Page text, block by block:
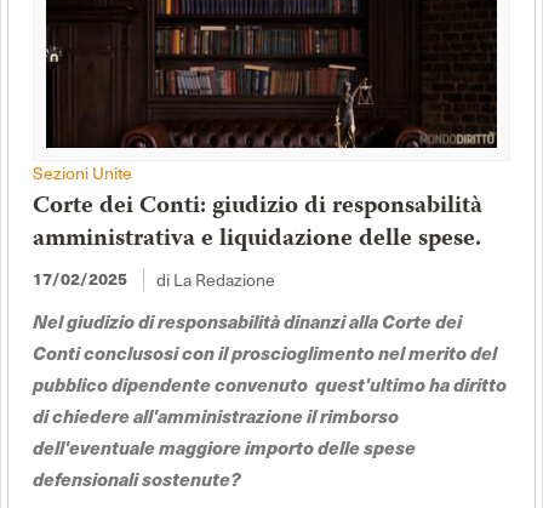
Sezioni Unite
Corte dei Conti: giudizio di responsabilità
amministrativa e liquidazione delle spese.
17/02/2025
di La Redazione
Nel giudizio di responsabilità dinanzi alla Corte dei
Conti conclusosi con il proscioglimento nel merito del
pubblico dipendente convenuto quest'ultimo ha diritto
di chiedere all'amministrazione il rimborso
dell'eventuale maggiore importo delle spese
defensionali sostenute?